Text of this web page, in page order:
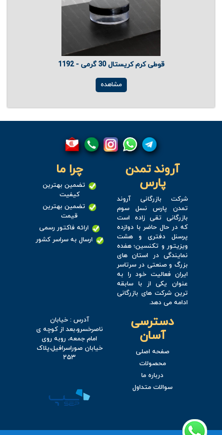
قوطی کرم کریستال 30 گرمی - 1192
مشاهده
آروند تمدن
پارس
شرکت بازرگانی آروند
تمدن پارس نسل سوم
بازرگانی تقی زاده است
که در حال حاضر با دوازده
پرسنل دفتری و هشت
ویزیتور و تکنسین؛ هفده
نمایندگی در استان های
بزرگ و صنعتی در سرتاسر
ایران فعالیت خود را به
عنوان یکی از با سابقه
ترین شرکت های بازرگانی
ادامه می دهد.
چرا ما
تضمین بهترین
کیفیت
تضمین بهترین
قیمت
ارائه فاکتور رسمی
ارسال به سراسر کشور
دسترسی
آسان
صفحه اصلی
محصولات
درباره ما
سوالات متداول
آدرس : خیابان
ناصرخسرو،بعد از کوچه ی
امام جمعه، روبه روی
خیابان صوراسرافیل،پلاک
۲۵۳